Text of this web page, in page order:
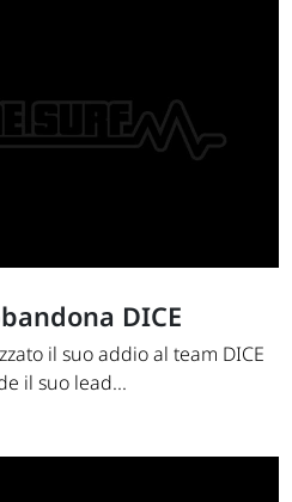
DICE
il suo addio al team DICE
il suo lead...